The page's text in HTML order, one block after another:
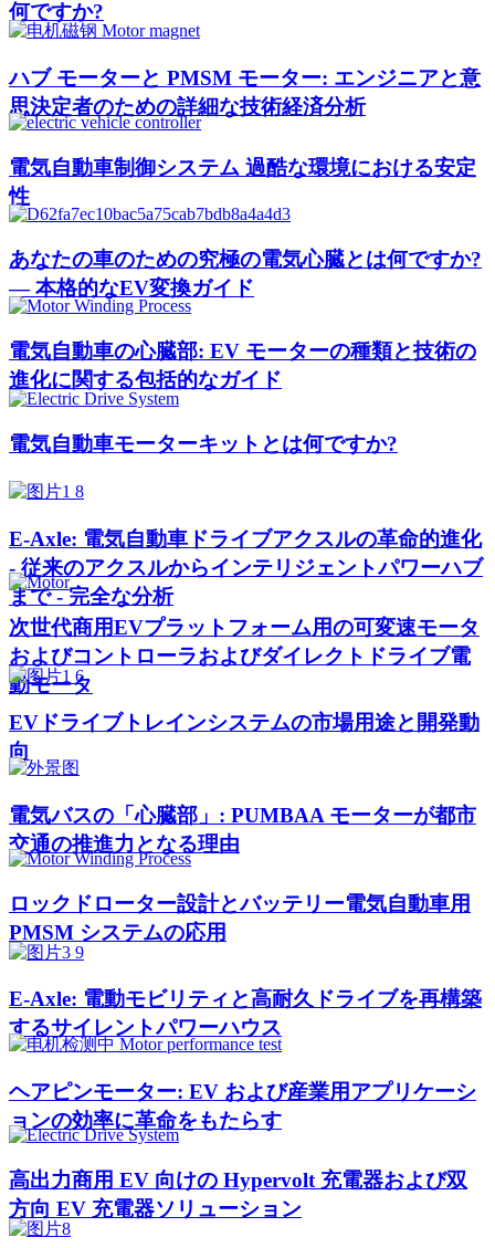
何ですか?
ハブ モーターと PMSM モーター: エンジニアと意
思決定者のための詳細な技術経済分析
電気自動車制御システム 過酷な環境における安定
性
あなたの車のための究極の電気心臓とは何ですか?
— 本格的なEV変換ガイド
電気自動車の心臓部: EV モーターの種類と技術の
進化に関する包括的なガイド
電気自動車モーターキットとは何ですか?
E-Axle: 電気自動車ドライブアクスルの革命的進化
- 従来のアクスルからインテリジェントパワーハブ
まで - 完全な分析
次世代商用EVプラットフォーム用の可変速モータ
およびコントローラおよびダイレクトドライブ電
動モータ
EVドライブトレインシステムの市場用途と開発動
向
電気バスの「心臓部」: PUMBAA モーターが都市
交通の推進力となる理由
ロックドローター設計とバッテリー電気自動車用
PMSM システムの応用
E-Axle: 電動モビリティと高耐久ドライブを再構築
するサイレントパワーハウス
ヘアピンモーター: EV および産業用アプリケーシ
ョンの効率に革命をもたらす
高出力商用 EV 向けの Hypervolt 充電器および双
方向 EV 充電器ソリューション